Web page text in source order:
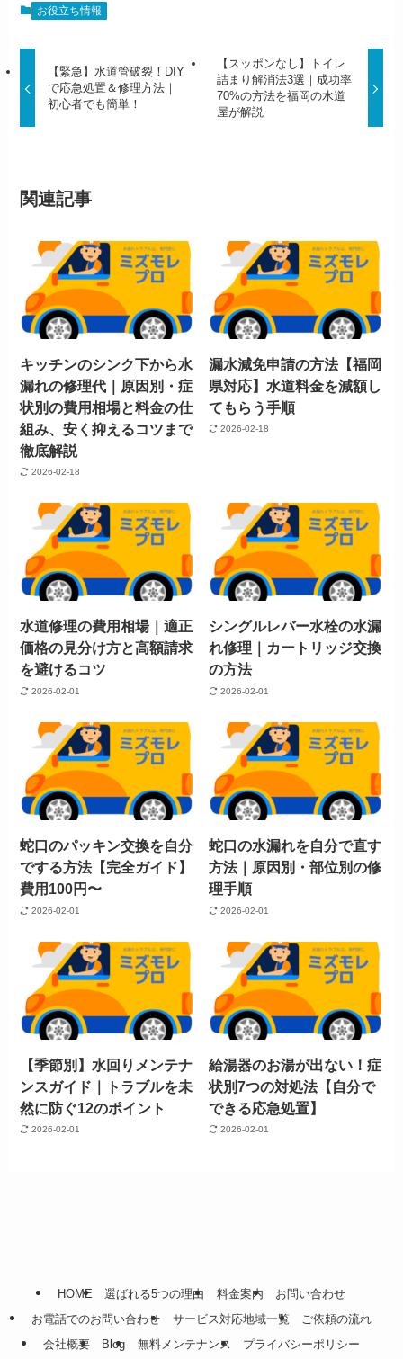
お役立ち情報
【緊急】水道管破裂！DIY
で応急処置＆修理方法｜
初心者でも簡単！
【スッポンなし】トイレ
詰まり解消法3選｜成功率
70%の方法を福岡の水道
屋が解説
関連記事
キッチンのシンク下から水
漏れの修理代｜原因別・症
状別の費用相場と料金の仕
組み、安く抑えるコツまで
徹底解説
2026-02-18
漏水減免申請の方法【福岡
県対応】水道料金を減額し
てもらう手順
2026-02-18
水道修理の費用相場｜適正
価格の見分け方と高額請求
を避けるコツ
2026-02-01
シングルレバー水栓の水漏
れ修理｜カートリッジ交換
の方法
2026-02-01
蛇口のパッキン交換を自分
でする方法【完全ガイド】
費用100円〜
2026-02-01
蛇口の水漏れを自分で直す
方法｜原因別・部位別の修
理手順
2026-02-01
【季節別】水回りメンテナ
ンスガイド｜トラブルを未
然に防ぐ12のポイント
2026-02-01
給湯器のお湯が出ない！症
状別7つの対処法【自分で
できる応急処置】
2026-02-01
HOME 選ばれる5つの理由 料金案内
お問い合わせ
お電話でのお問い合わせ
サービス対応地域一覧
ご依頼の流れ
会社概要
Blog 無料メンテナンス プライバシーポリシー